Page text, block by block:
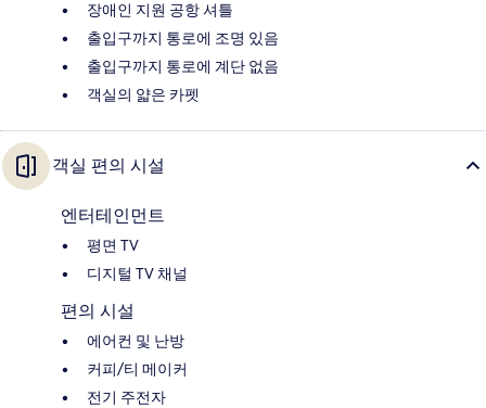
장애인 지원 공항 셔틀
출입구까지 통로에 조명 있음
출입구까지 통로에 계단 없음
객실의 얇은 카펫
객실 편의 시설
엔터테인먼트
평면 TV
디지털 TV 채널
편의 시설
에어컨 및 난방
커피/티 메이커
전기 주전자